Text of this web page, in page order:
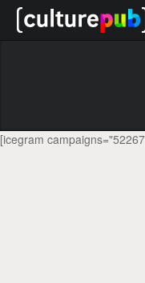
[icegram